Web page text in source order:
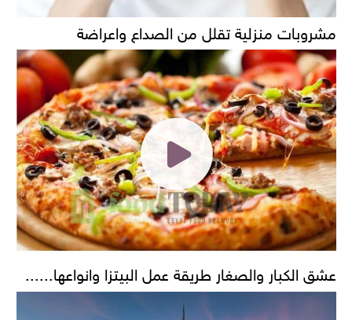
مشروبات منزلية تقلل من الصداع واعراضة
عشق الكبار والصغار طريقة عمل البيتزا وانواعها......